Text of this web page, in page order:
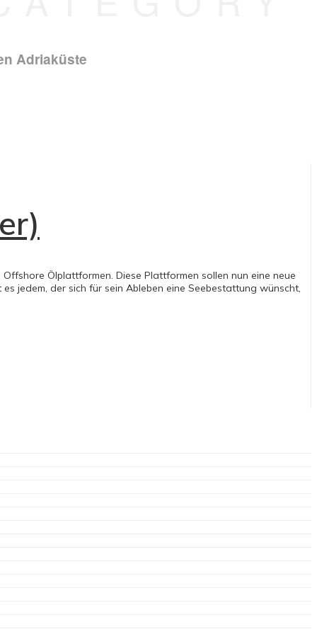
Adriaküste
Ölplattformen. Diese Plattformen sollen nun eine neue
jedem, der sich für sein Ableben eine Seebestattung wünscht,